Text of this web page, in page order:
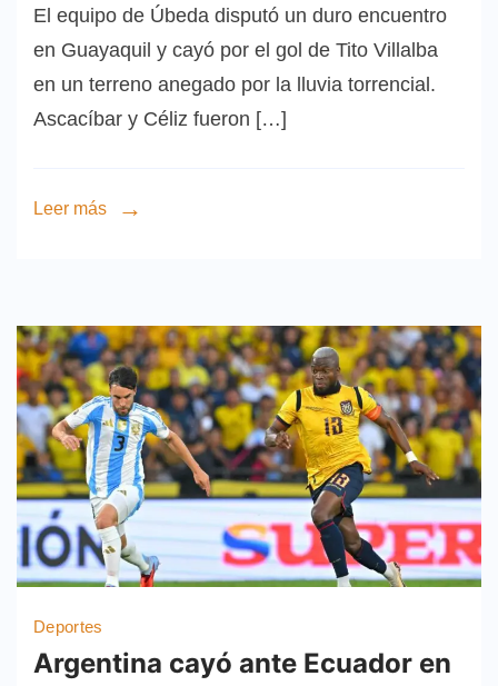
El equipo de Úbeda disputó un duro encuentro
en Guayaquil y cayó por el gol de Tito Villalba
en un terreno anegado por la lluvia torrencial.
Ascacíbar y Céliz fueron […]
Leer más
Deportes
Argentina cayó ante Ecuador en